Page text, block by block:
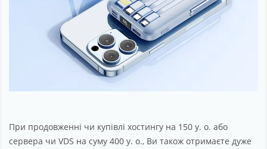
При продовженні чи купівлі хостингу на 150 у. о. або
сервера чи VDS на суму 400 у. о., Ви також отримаєте дуже